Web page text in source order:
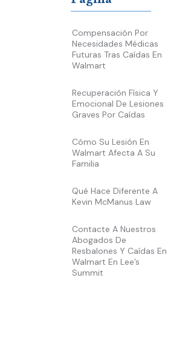
Compensación Por
Necesidades Médicas
Futuras Tras Caídas En
Walmart
Recuperación Física Y
Emocional De Lesiones
Graves Por Caídas
Cómo Su Lesión En
Walmart Afecta A Su
Familia
Qué Hace Diferente A
Kevin McManus Law
Contacte A Nuestros
Abogados De
Resbalones Y Caídas En
Walmart En Lee’s
Summit